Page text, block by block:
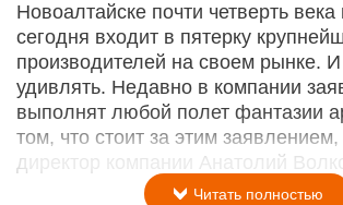
Новоалтайске почти четверть
сегодня входит в пятерку
производителей на своем рынке.
удивлять. Недавно в компании
выполнят любой полет фантазии
том, что стоит за этим заявлением,
директор компании Анатолий
Читать полностью